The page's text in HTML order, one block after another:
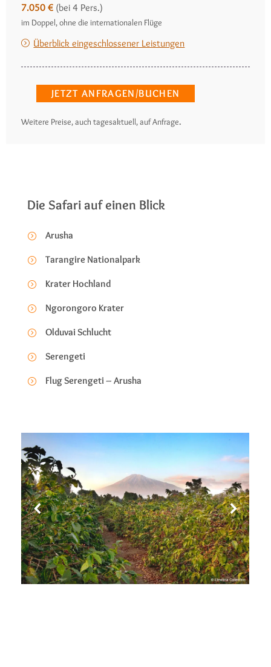
7.050 € (bei 4 Pers.)
im Doppel, ohne die internationalen Flüge
Überblick eingeschlossener Leistungen
JETZT ANFRAGEN/BUCHEN
Weitere Preise, auch tagesaktuell, auf Anfrage.
Die Safari auf einen Blick
Arusha
Tarangire Nationalpark
Krater Hochland
Ngorongoro Krater
Olduvai Schlucht
Serengeti
Flug Serengeti – Arusha